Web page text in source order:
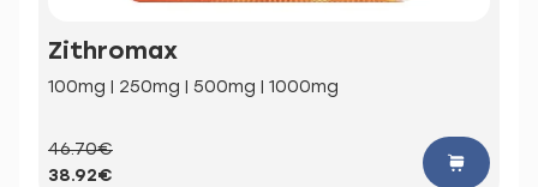
Zithromax
100mg | 250mg | 500mg | 1000mg
46.70€
38.92€